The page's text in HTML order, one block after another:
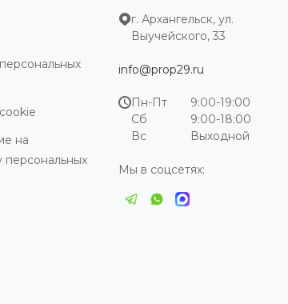
на
персональных
г. Архангельск, ул.
Выучейского, 33
info@prop29.ru
Пн-Пт
9:00-19:00
Сб
9:00-18:00
Вс
Выходной
Мы в соцсетях: